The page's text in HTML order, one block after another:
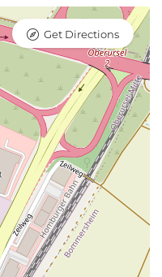
Get Directions